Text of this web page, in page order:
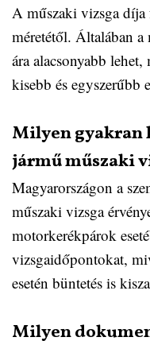
A műszaki vizsga
méretétől. Általában
ára alacsonyabb
kisebb és egyszerűbb
Milyen gyakran
jármű műszaki
Magyarországon a
műszaki vizsga
motorkerékpárok
vizsgaidőpontokat,
esetén büntetés is
Milyen